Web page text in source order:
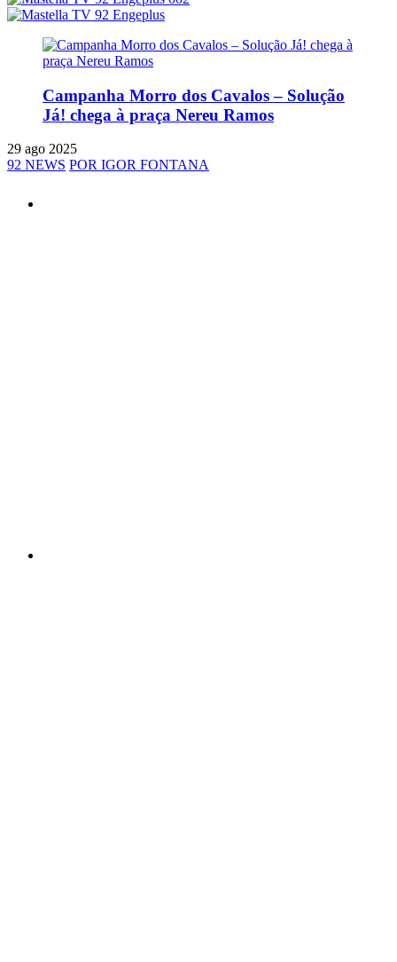
Campanha Morro dos Cavalos – Solução
Já! chega à praça Nereu Ramos
29 ago 2025
92 NEWS POR IGOR FONTANA